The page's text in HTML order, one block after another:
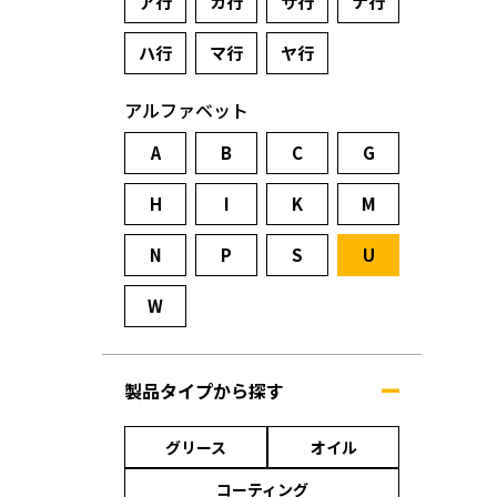
ハ行 マ行 ヤ行
アルファベット
A B C G
H I K M
N P S U
W
製品タイプから探す
グリース
オイル
コーティング